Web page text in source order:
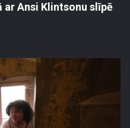
ar Ansi Klintsonu slīpē